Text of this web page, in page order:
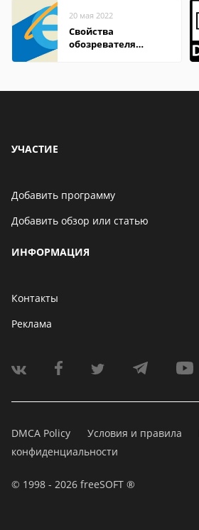
20 мая 2022
Свойства
обозревателя
УЧАСТИЕ
Добавить программу
Добавить обзор или статью
ИНФОРМАЦИЯ
Контакты
Реклама
DMCA Policy Условия и правила
конфиденциальности
© 1998 - 2026 freeSOFT ®